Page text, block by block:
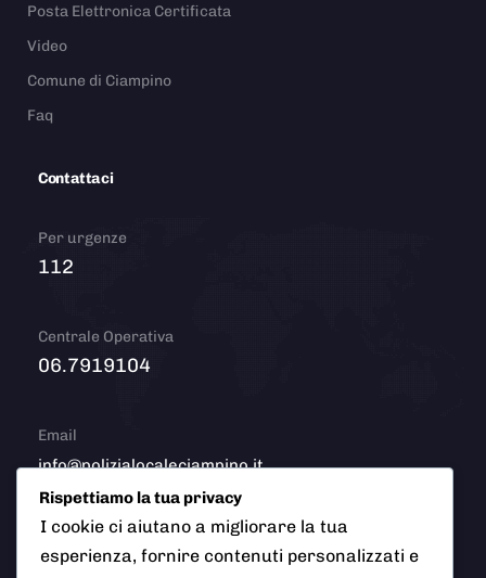
Posta Elettronica Certificata
Video
Comune di Ciampino
Faq
Contattaci
Per urgenze
112
Centrale Operativa
06.7919104
Email
info@polizialocaleciampino.it
© 2026 Polizia Locale del Comune di Ciampino (Roma). Tutti
Rispettiamo la tua privacy
I cookie ci aiutano a migliorare la tua
esperienza, fornire contenuti personalizzati e